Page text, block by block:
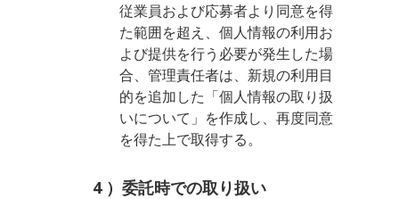
従業員および応募者より同意を得
た範囲を超え、個人情報の利用お
よび提供を行う必要が発生した場
合、管理責任者は、新規の利用目
的を追加した「個人情報の取り扱
いについて」を作成し、再度同意
を得た上で取得する。
4 ）委託時での取り扱い